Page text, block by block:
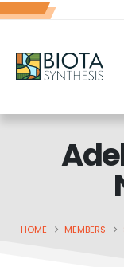
HOME MEMBERS